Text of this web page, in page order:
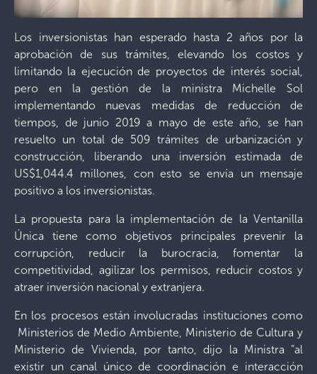
Los inversionistas han esperado hasta 2 años por la
aprobación de sus trámites, elevando los costos y
limitando la ejecución de proyectos de interés social,
pero en la gestión de la ministra Michelle Sol
implementando nuevas medidas de reducción de
tiempos, de junio 2019 a mayo de este año, se han
resuelto un total de 509 trámites de urbanización y
construcción, liberando una inversión estimada de
US$1,044.4 millones, con esto se envía un mensaje
positivo a los inversionistas.
La propuesta para la implementación de la Ventanilla
Única tiene como objetivos principales prevenir la
corrupción, reducir la burocracia, fomentar la
competitividad, agilizar los permisos, reducir costos y
atraer inversión nacional y extranjera.
En los procesos están involucradas instituciones como
Ministerios de Medio Ambiente, Ministerio de Cultura y
Ministerio de Vivienda, por tanto, dijo la Ministra “al
existir un canal único de coordinación e interacción